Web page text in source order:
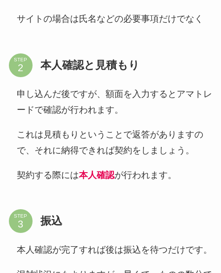
サイトの場合は氏名などの必要事項だけでなく
STEP 本人確認と見積もり
申し込んだ後ですが、額面を入力するとアマトレ
ードで確認が行われます。
これは見積もりということで返答がありますの
で、それに納得できれば契約をしましょう。
契約する際には本人確認が行われます。
STEP 振込
本人確認が完了すれば後は振込を待つだけです。